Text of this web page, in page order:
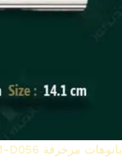
بانوهات مزخرفة IDM-D056